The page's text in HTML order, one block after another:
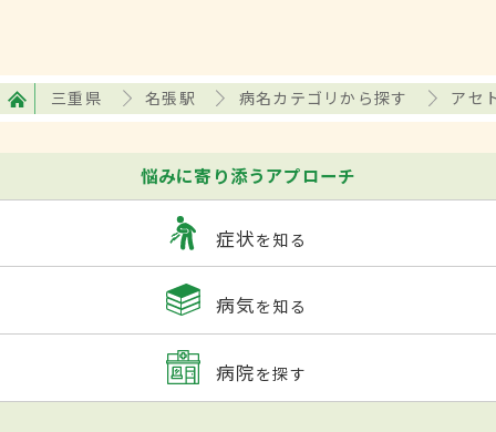
三重県 名張駅 病名カテゴリから探す アセ
悩みに寄り添うアプローチ
症状を知る
病気を知る
病院を探す